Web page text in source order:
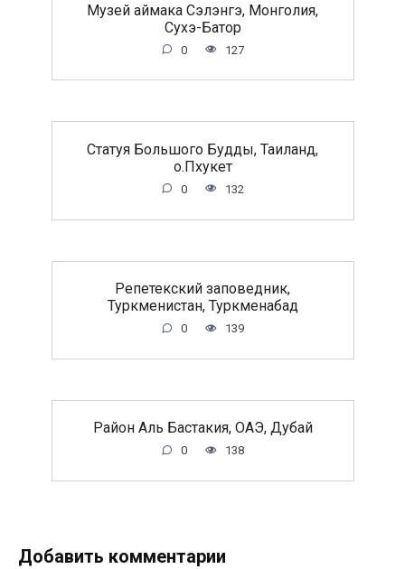
Музей аймака Сэлэнгэ, Монголия,
Сухэ-Батор
0 127
Статуя Большого Будды, Таиланд,
о.Пхукет
0 132
Репетекский заповедник,
Туркменистан, Туркменабад
0 139
Район Аль Бастакия, ОАЭ, Дубай
0 138
Добавить комментарии